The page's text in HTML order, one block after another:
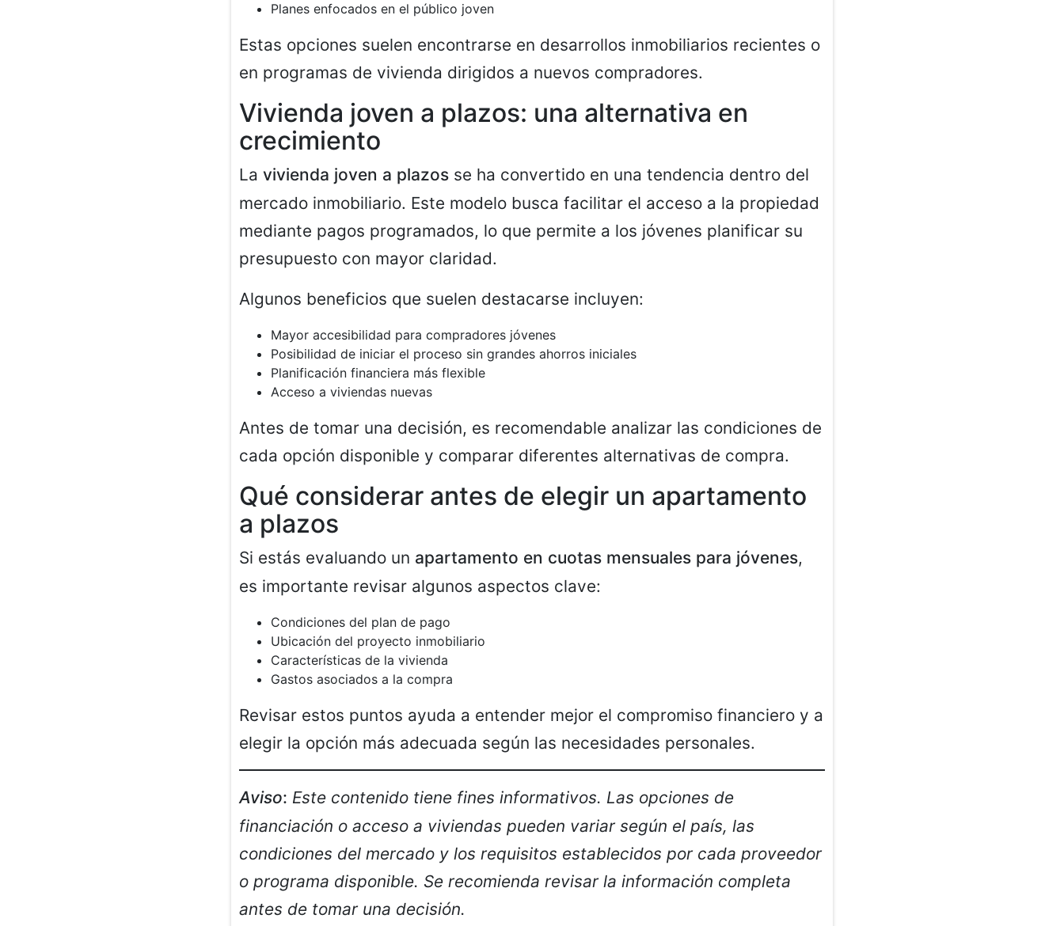
Planes enfocados en el público joven
Estas opciones suelen encontrarse en desarrollos inmobiliarios recientes o
en programas de vivienda dirigidos a nuevos compradores.
Vivienda joven a plazos: una alternativa en
crecimiento
La vivienda joven a plazos se ha convertido en una tendencia dentro del
mercado inmobiliario. Este modelo busca facilitar el acceso a la propiedad
mediante pagos programados, lo que permite a los jóvenes planificar su
presupuesto con mayor claridad.
Algunos beneficios que suelen destacarse incluyen:
Mayor accesibilidad para compradores jóvenes
Posibilidad de iniciar el proceso sin grandes ahorros iniciales
Planificación financiera más flexible
Acceso a viviendas nuevas
Antes de tomar una decisión, es recomendable analizar las condiciones de
cada opción disponible y comparar diferentes alternativas de compra.
Qué considerar antes de elegir un apartamento
a plazos
Si estás evaluando un apartamento en cuotas mensuales para jóvenes,
es importante revisar algunos aspectos clave:
Condiciones del plan de pago
Ubicación del proyecto inmobiliario
Características de la vivienda
Gastos asociados a la compra
Revisar estos puntos ayuda a entender mejor el compromiso financiero y a
elegir la opción más adecuada según las necesidades personales.
Aviso: Este contenido tiene fines informativos. Las opciones de
financiación o acceso a viviendas pueden variar según el país, las
condiciones del mercado y los requisitos establecidos por cada proveedor
o programa disponible. Se recomienda revisar la información completa
antes de tomar una decisión.